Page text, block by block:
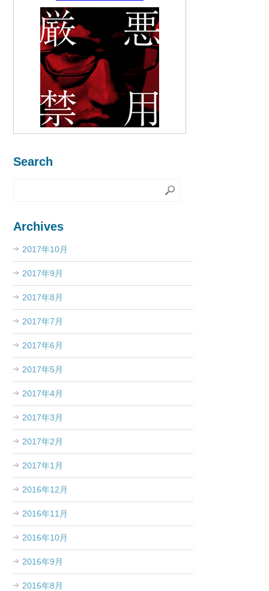
Search
Archives
2017年10月
2017年9月
2017年8月
2017年7月
2017年6月
2017年5月
2017年4月
2017年3月
2017年2月
2017年1月
2016年12月
2016年11月
2016年10月
2016年9月
2016年8月